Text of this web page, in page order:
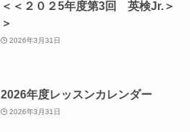
＜＜２０２5年度第3回 英検Jr.＞
＞
2026年3月31日
2026年度レッスンカレンダー
2026年3月31日